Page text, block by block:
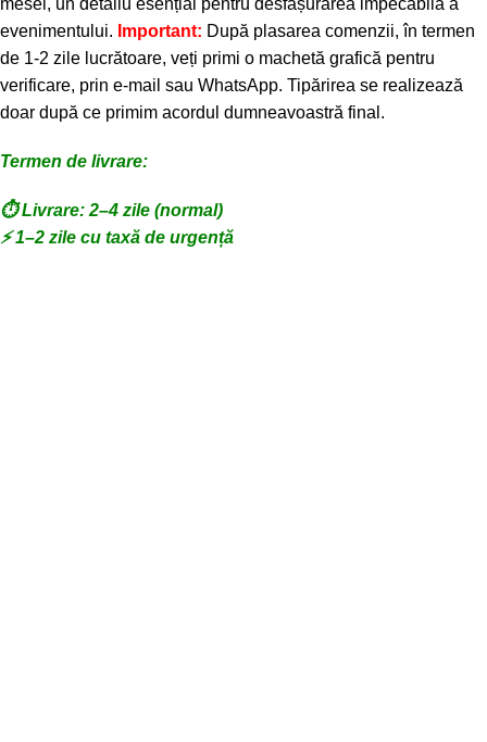
mesei, un detaliu esențial pentru desfășurarea impecabilă a
evenimentului. Important: După plasarea comenzii, în termen
de 1-2 zile lucrătoare, veți primi o machetă grafică pentru
verificare, prin e-mail sau WhatsApp. Tipărirea se realizează
doar după ce primim acordul dumneavoastră final.
Termen de livrare:
⏱️ Livrare: 2–4 zile (normal)
⚡ 1–2 zile cu taxă de urgență